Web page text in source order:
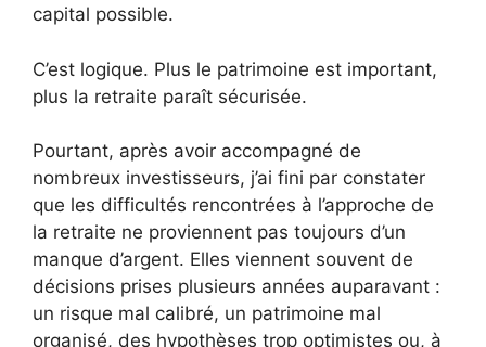
capital possible.
C’est logique. Plus le patrimoine est important,
plus la retraite paraît sécurisée.
Pourtant, après avoir accompagné de
nombreux investisseurs, j’ai fini par constater
que les difficultés rencontrées à l’approche de
la retraite ne proviennent pas toujours d’un
manque d’argent. Elles viennent souvent de
décisions prises plusieurs années auparavant :
un risque mal calibré, un patrimoine mal
organisé, des hypothèses trop optimistes ou, à